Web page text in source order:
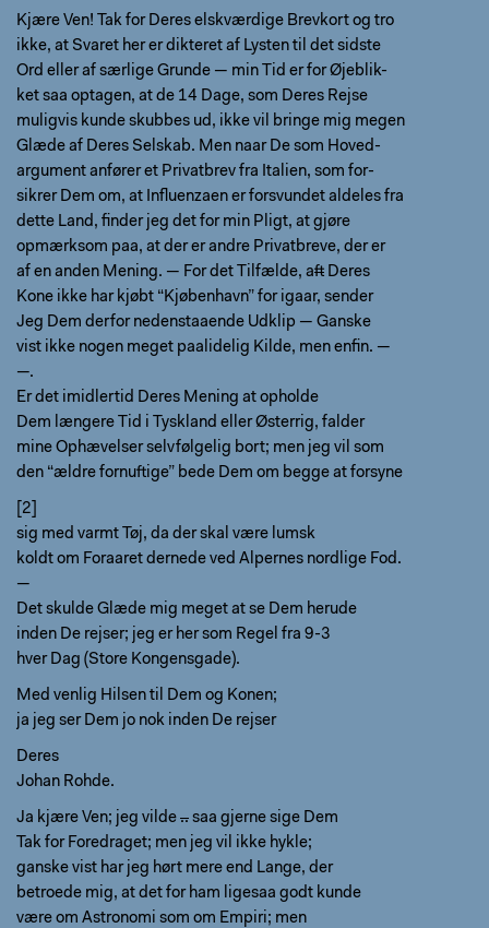
Kjære Ven! Tak for Deres elskværdige Brevkort og tro
ikke, at Svaret her er dikteret af Lysten til det sidste
Ord eller af særlige Grunde — min Tid er for Øjeblik-
ket saa optagen, at de 14 Dage, som Deres Rejse
muligvis kunde skubbes ud, ikke vil bringe mig megen
Glæde af Deres Selskab. Men naar De som Hoved-
argument anfører et Privatbrev fra Italien, som for-
sikrer Dem om, at Influenzaen er forsvundet aldeles fra
dette Land, finder jeg det for min Pligt, at gjøre
opmærksom paa, at der er andre Privatbreve, der er
af en anden Mening. — For det Tilfælde, af t Deres
Kone ikke har kjøbt “Kjøbenhavn” for igaar, sender
Jeg Dem derfor nedenstaaende Udklip — Ganske
vist ikke nogen meget paalidelig Kilde, men enfin. —
—.
Er det imidlertid Deres Mening at opholde
Dem længere Tid i Tyskland eller Østerrig, falder
mine Ophævelser selvfølgelig bort; men jeg vil som
den “ældre fornuftige” bede Dem om begge at forsyne
[2]
sig med varmt Tøj, da der skal være lumsk
koldt om Foraaret dernede ved Alpernes nordlige Fod.
—
Det skulde Glæde mig meget at se Dem herude
inden De rejser; jeg er her som Regel fra 9-3
hver Dag (Store Kongensgade).
Med venlig Hilsen til Dem og Konen;
ja jeg ser Dem jo nok inden De rejser
Deres
Johan Rohde.
Ja kjære Ven; jeg vilde .. saa gjerne sige Dem
Tak for Foredraget; men jeg vil ikke hykle;
ganske vist har jeg hørt mere end Lange, der
betroede mig, at det for ham ligesaa godt kunde
være om Astronomi som om Empiri; men